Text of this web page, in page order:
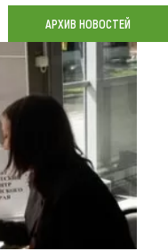
АРХИВ НОВОСТЕЙ